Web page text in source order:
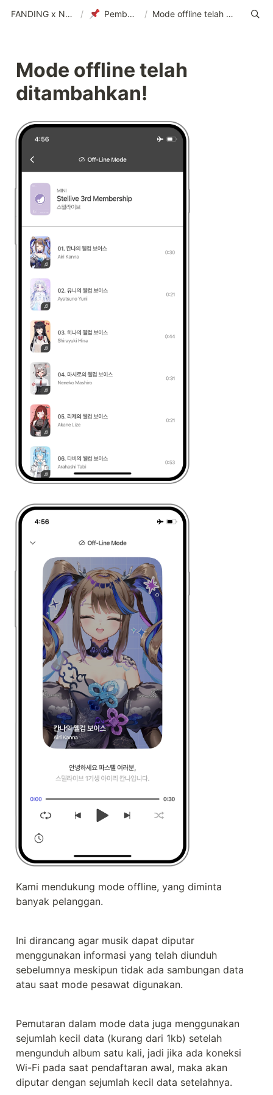
FANDING x NEMOZ (IND) / Pemberitahuan / Mode offline telah ditambahkan!
Mode offline telah
ditambahkan!
Kami mendukung mode offline, yang diminta
banyak pelanggan.
Ini dirancang agar musik dapat diputar
menggunakan informasi yang telah diunduh
sebelumnya meskipun tidak ada sambungan data
atau saat mode pesawat digunakan.
Pemutaran dalam mode data juga menggunakan
sejumlah kecil data (kurang dari 1kb) setelah
mengunduh album satu kali, jadi jika ada koneksi
Wi-Fi pada saat pendaftaran awal, maka akan
diputar dengan sejumlah kecil data setelahnya.